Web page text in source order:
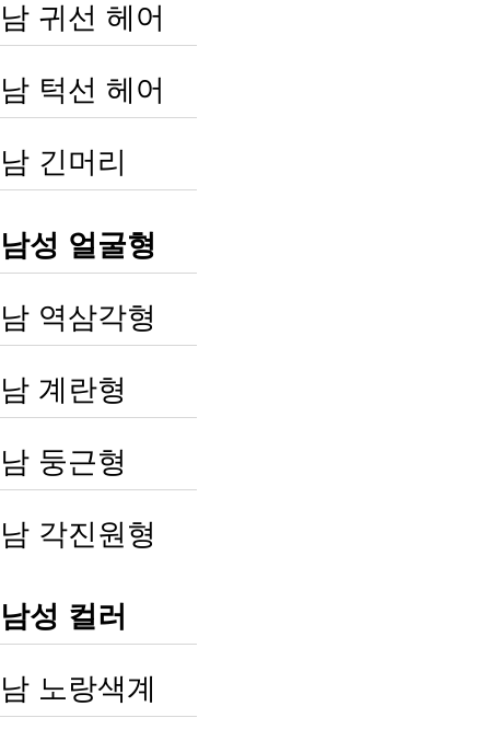
남 귀선 헤어
남 턱선 헤어
남 긴머리
남성 얼굴형
남 역삼각형
남 계란형
남 둥근형
남 각진원형
남성 컬러
남 노랑색계